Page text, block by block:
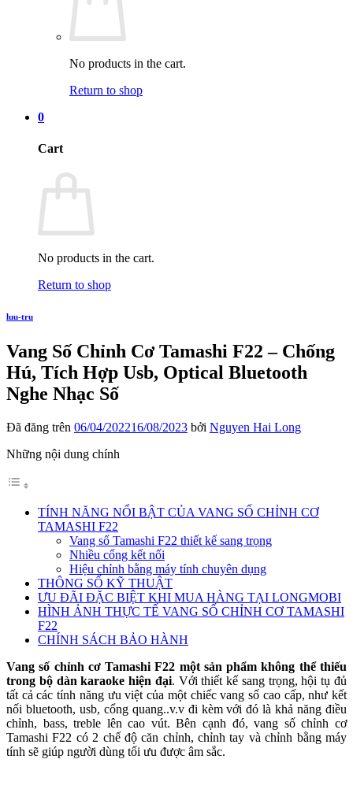
No products in the cart.
Return to shop
0
Cart
No products in the cart.
Return to shop
luu-tru
Vang Số Chỉnh Cơ Tamashi F22 – Chống
Hú, Tích Hợp Usb, Optical Bluetooth
Nghe Nhạc Số
Đã đăng trên 06/04/202216/08/2023 bởi Nguyen Hai Long
Những nội dung chính
TÍNH NĂNG NỔI BẬT CỦA VANG SỐ CHỈNH CƠ
TAMASHI F22
Vang số Tamashi F22 thiết kế sang trọng
Nhiều cổng kết nối
Hiệu chỉnh bằng máy tính chuyên dụng
THÔNG SỐ KỸ THUẬT
ƯU ĐÃI ĐẶC BIỆT KHI MUA HÀNG TẠI LONGMOBI
HÌNH ẢNH THỰC TẾ VANG SỐ CHỈNH CƠ TAMASHI
F22
CHÍNH SÁCH BẢO HÀNH
Vang số chỉnh cơ Tamashi F22 một sản phẩm không thể thiếu
trong bộ dàn karaoke hiện đại. Với thiết kế sang trọng, hội tụ đủ
tất cả các tính năng ưu việt của một chiếc vang số cao cấp, như kết
nối bluetooth, usb, cổng quang..v.v đi kèm với đó là khả năng điều
chỉnh, bass, treble lên cao vút. Bên cạnh đó, vang số chỉnh cơ
Tamashi F22 có 2 chế độ căn chỉnh, chỉnh tay và chỉnh bằng máy
tính sẽ giúp người dùng tối ưu được âm sắc.